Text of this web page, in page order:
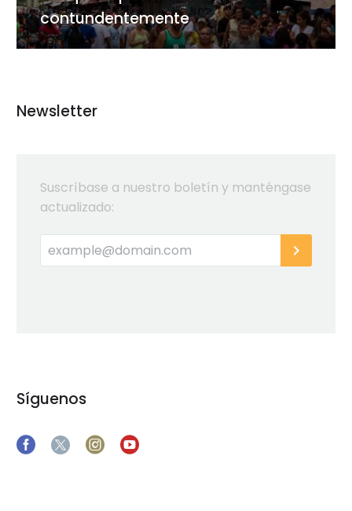
contundentemente
Newsletter
Suscríbase a nuestro boletín y manténgase
actualizado:
Síguenos